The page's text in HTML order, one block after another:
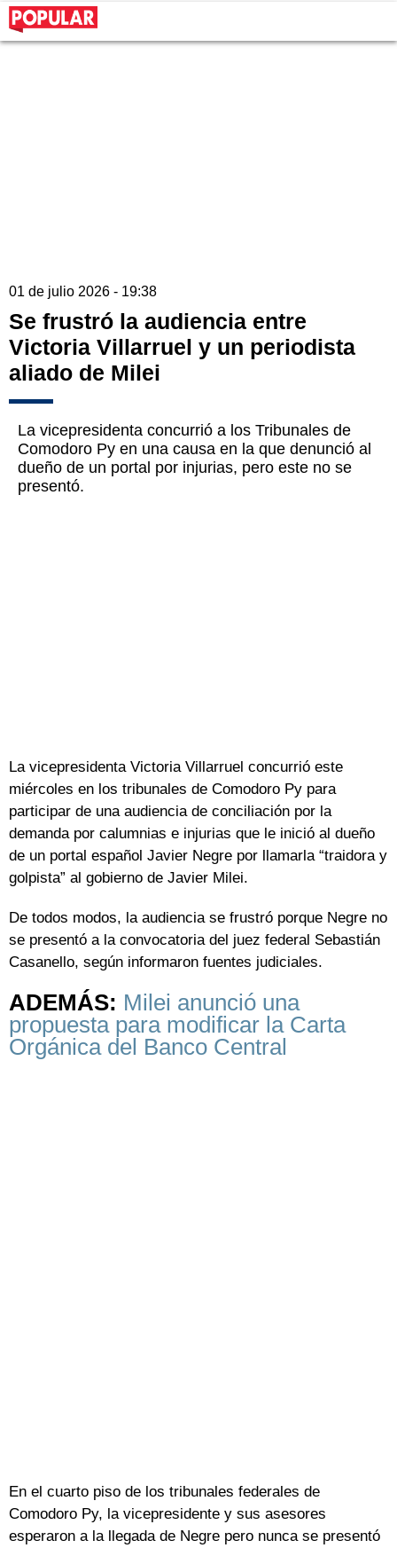
01 de julio 2026 - 19:38
Se frustró la audiencia entre
Victoria Villarruel y un periodista
aliado de Milei
La vicepresidenta concurrió a los Tribunales de
Comodoro Py en una causa en la que denunció al
dueño de un portal por injurias, pero este no se
presentó.
La vicepresidenta Victoria Villarruel concurrió este
miércoles en los tribunales de Comodoro Py para
participar de una audiencia de conciliación por la
demanda por calumnias e injurias que le inició al dueño
de un portal español Javier Negre por llamarla “traidora y
golpista” al gobierno de Javier Milei.
De todos modos, la audiencia se frustró porque Negre no
se presentó a la convocatoria del juez federal Sebastián
Casanello, según informaron fuentes judiciales.
ADEMÁS: Milei anunció una
propuesta para modificar la Carta
Orgánica del Banco Central
En el cuarto piso de los tribunales federales de
Comodoro Py, la vicepresidente y sus asesores
esperaron a la llegada de Negre pero nunca se presentó